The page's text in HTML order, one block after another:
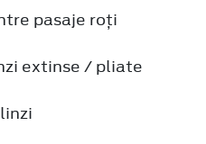
pasaje roți
extinse / pliate